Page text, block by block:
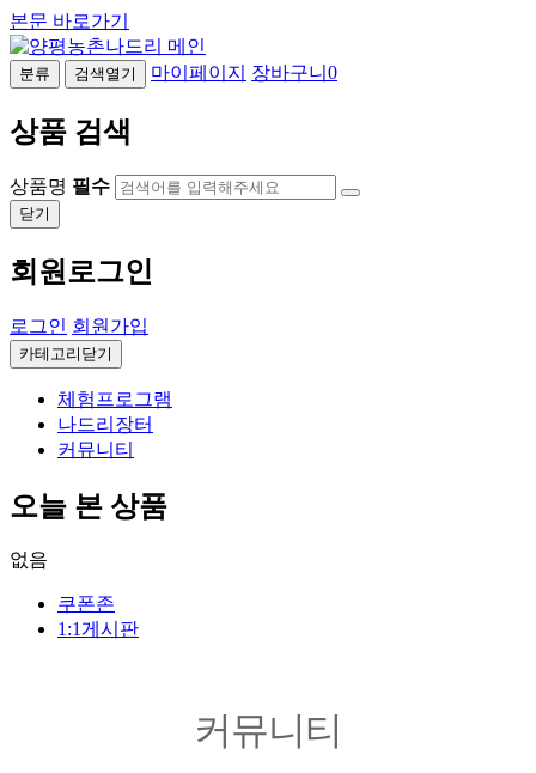
본문 바로가기
분류 검색열기 마이페이지 장바구니 0
상품 검색
상품명 필수
닫기
회원로그인
로그인 회원가입
카테고리닫기
체험프로그램
나드리장터
커뮤니티
오늘 본 상품
없음
쿠폰존
1:1게시판
커뮤니티